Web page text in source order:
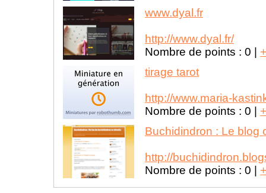
www.dyal.fr
http://www.dyal.fr/
Nombre de points : 0
tirage tarot
http://www.maria-
Nombre de points : 0
Buchidindron : Le blog
http://
Nombre de points : 0